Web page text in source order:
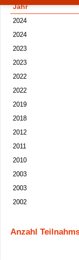
Jahr
2024
2024
2023
2023
2022
2022
2019
2018
2012
2011
2010
2003
2003
2002
Anzahl